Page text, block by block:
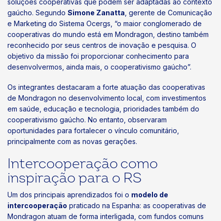
soluções cooperativas que podem ser adaptadas ao contexto
gaúcho. Segundo Simone Zanatta , gerente de Comunicação
e Marketing do Sistema Ocergs, “o maior conglomerado de
cooperativas do mundo está em Mondragon, destino também
reconhecido por seus centros de inovação e pesquisa. O
objetivo da missão foi proporcionar conhecimento para
desenvolvermos, ainda mais, o cooperativismo gaúcho”.
Os integrantes destacaram a forte atuação das cooperativas
de Mondragon no desenvolvimento local, com investimentos
em saúde, educação e tecnologia, prioridades também do
cooperativismo gaúcho. No entanto, observaram
oportunidades para fortalecer o vínculo comunitário,
principalmente com as novas gerações.
Intercooperação como
inspiração para o RS
Um dos principais aprendizados foi o modelo de
intercooperação praticado na Espanha: as cooperativas de
Mondragon atuam de forma interligada, com fundos comuns